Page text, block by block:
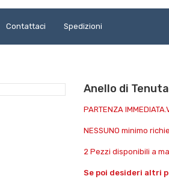
Contattaci Spedizioni
Anello di Tenuta
PARTENZA
NESSUNO minimo
2 Pezzi disponibili a
Se poi desideri altri